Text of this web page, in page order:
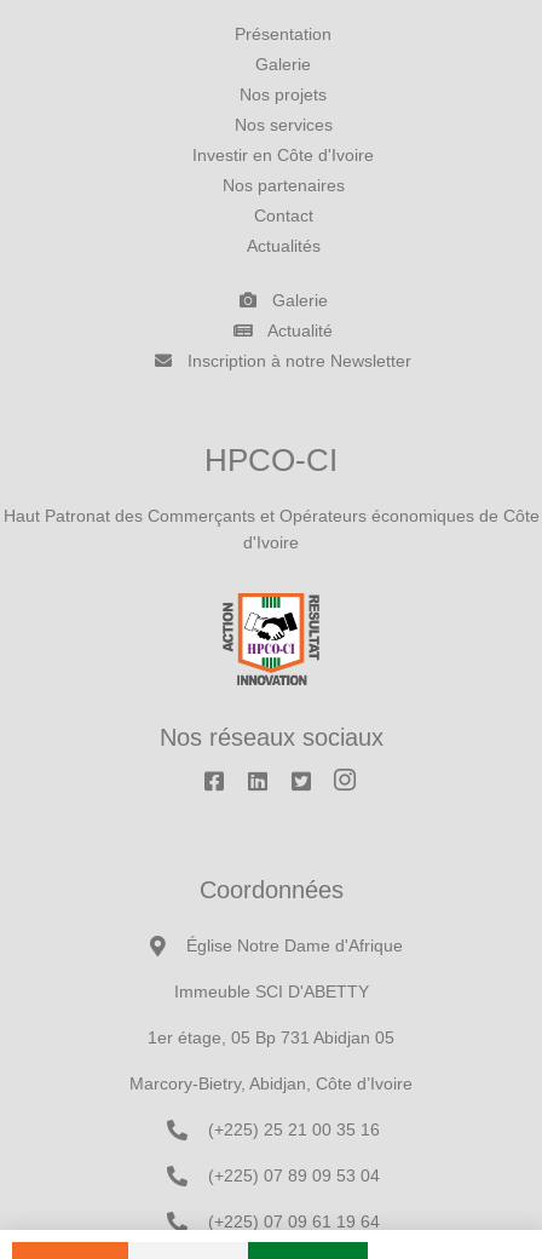
Présentation
Galerie
Nos projets
Nos services
Investir en Côte d'Ivoire
Nos partenaires
Contact
Actualités
Galerie
Actualité
Inscription à notre Newsletter
HPCO-CI
Haut Patronat des Commerçants et Opérateurs économiques de Côte
d'Ivoire
Nos réseaux sociaux
Coordonnées
Église Notre Dame d'Afrique
Immeuble SCI D'ABETTY
1er étage, 05 Bp 731 Abidjan 05
Marcory-Bietry, Abidjan, Côte d’Ivoire
(+225) 25 21 00 35 16
(+225) 07 89 09 53 04
(+225) 07 09 61 19 64